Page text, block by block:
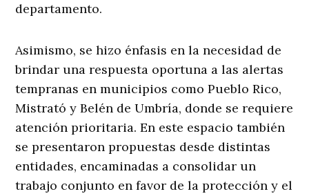
departamento.
Asimismo, se hizo énfasis en la necesidad de
brindar una respuesta oportuna a las alertas
tempranas en municipios como Pueblo Rico,
Mistrató y Belén de Umbría, donde se requiere
atención prioritaria. En este espacio también
se presentaron propuestas desde distintas
entidades, encaminadas a consolidar un
trabajo conjunto en favor de la protección y el